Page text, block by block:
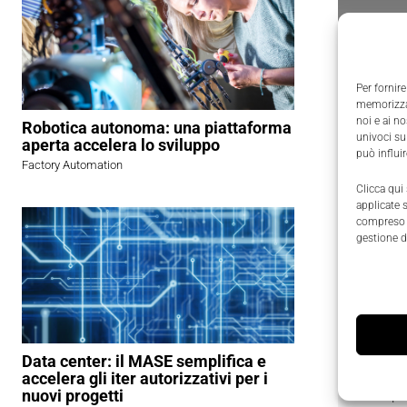
Per
noi e ai
univoci
può
Clicca qui
applicate
gestione
Robotica autonoma: una piattaforma
aperta accelera lo sviluppo
Factory Automation
Data center: il MASE semplifica e
accelera gli iter autorizzativi per i
nuovi progetti
IDS-